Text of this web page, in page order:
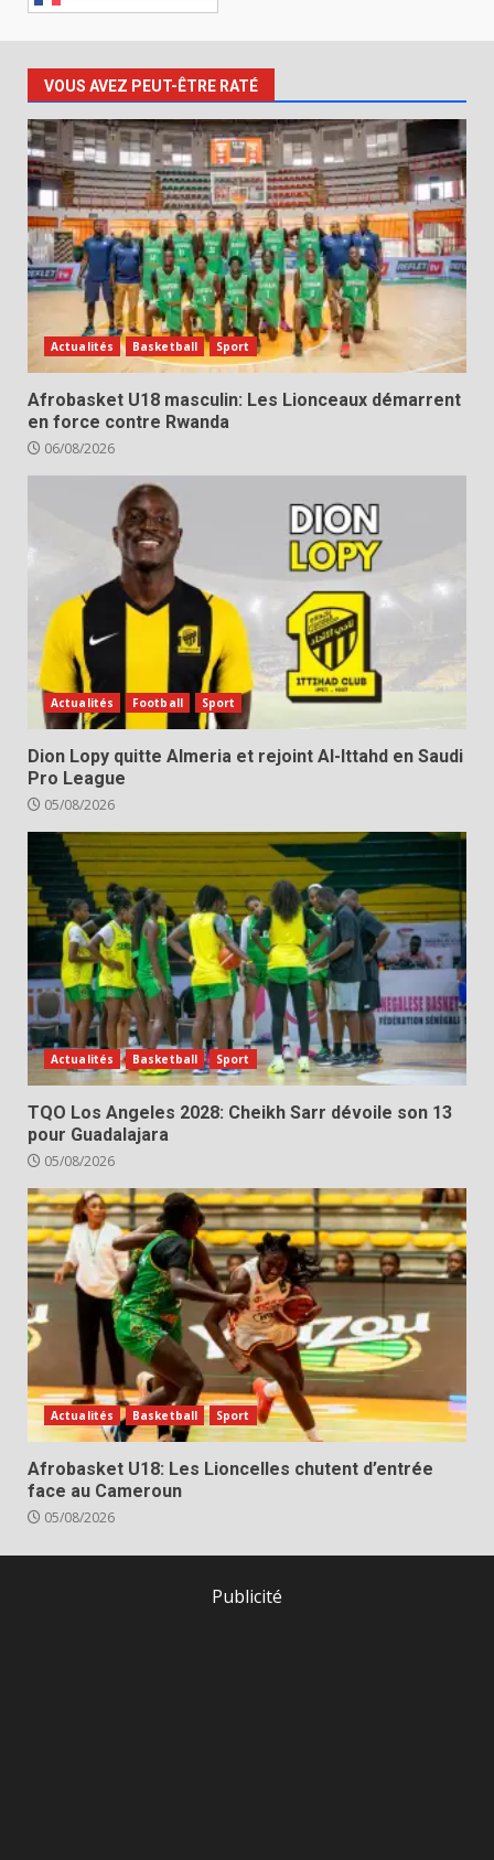
VOUS AVEZ PEUT-ÊTRE RATÉ
Actualités Basketball Sport
Afrobasket U18 masculin: Les Lionceaux démarrent
en force contre Rwanda
06/08/2026
Actualités Football Sport
Dion Lopy quitte Almeria et rejoint Al-Ittahd en Saudi
Pro League
05/08/2026
Actualités Basketball Sport
TQO Los Angeles 2028: Cheikh Sarr dévoile son 13
pour Guadalajara
05/08/2026
Actualités Basketball Sport
Afrobasket U18: Les Lioncelles chutent d’entrée
face au Cameroun
05/08/2026
Publicité